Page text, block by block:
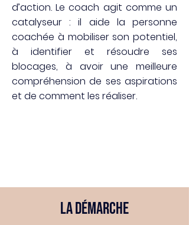
d’action. Le coach agit comme un
catalyseur : il aide la personne
coachée à mobiliser son potentiel,
à identifier et résoudre ses
blocages, à avoir une meilleure
compréhension de ses aspirations
et de comment les réaliser.
La démarche